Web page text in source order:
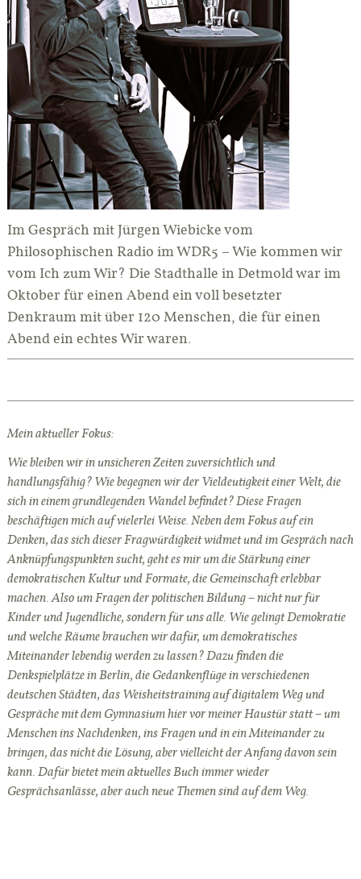
Im Gespräch mit Jürgen Wiebicke vom
Philosophischen Radio im WDR5 – Wie kommen wir
vom Ich zum Wir? Die Stadthalle in Detmold war im
Oktober für einen Abend ein voll besetzter
Denkraum mit über 120 Menschen, die für einen
Abend ein echtes Wir waren.
Mein aktueller Fokus:
Wie bleiben wir in unsicheren Zeiten zuversichtlich und
handlungsfähig? Wie begegnen wir der Vieldeutigkeit einer Welt, die
sich in einem grundlegenden Wandel befindet? Diese Fragen
beschäftigen mich auf vielerlei Weise. Neben dem Fokus auf ein
Denken, das sich dieser Fragwürdigkeit widmet und im Gespräch nach
Anknüpfungspunkten sucht, geht es mir um die Stärkung einer
demokratischen Kultur und Formate, die Gemeinschaft erlebbar
machen. Also um Fragen der politischen Bildung – nicht nur für
Kinder und Jugendliche, sondern für uns alle. Wie gelingt Demokratie
und welche Räume brauchen wir dafür, um demokratisches
Miteinander lebendig werden zu lassen? Dazu finden die
Denkspielplätze in Berlin, die Gedankenflüge in verschiedenen
deutschen Städten, das Weisheitstraining auf digitalem Weg und
Gespräche mit dem Gymnasium hier vor meiner Haustür statt – um
Menschen ins Nachdenken, ins Fragen und in ein Miteinander zu
bringen, das nicht die Lösung, aber vielleicht der Anfang davon sein
kann. Dafür bietet mein aktuelles Buch immer wieder
Gesprächsanlässe, aber auch neue Themen sind auf dem Weg.